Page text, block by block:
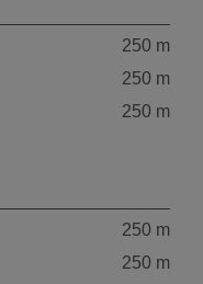
250 m
250 m
250 m
250 m
250 m